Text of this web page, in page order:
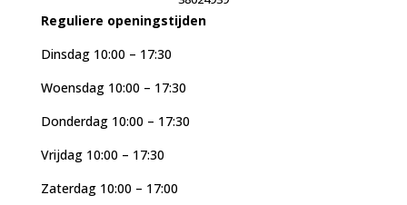
Reguliere openingstijden
Dinsdag 10:00 – 17:30
Woensdag 10:00 – 17:30
Donderdag 10:00 – 17:30
Vrijdag 10:00 – 17:30
Zaterdag 10:00 – 17:00